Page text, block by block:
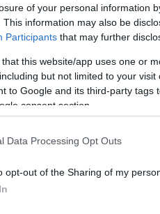
of your personal information
This information may also be
Participants that may further
that this website/app uses one or
but not limited to your
to Google and its third-party
consent section.
Data Processing Opt Outs
opt-out of the Sharing of my